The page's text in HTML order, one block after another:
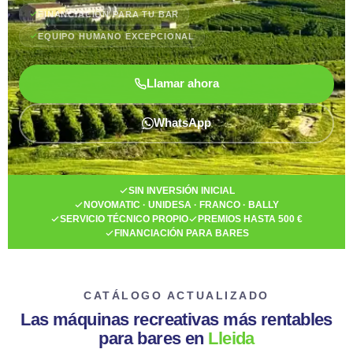
FINANCIACIÓN PARA TU BAR
EQUIPO HUMANO EXCEPCIONAL
Llamar ahora
WhatsApp
SIN INVERSIÓN INICIAL
NOVOMATIC · UNIDESA · FRANCO · BALLY
SERVICIO TÉCNICO PROPIO
PREMIOS HASTA 500 €
FINANCIACIÓN PARA BARES
CATÁLOGO ACTUALIZADO
Las máquinas recreativas más rentables
para bares en Lleida